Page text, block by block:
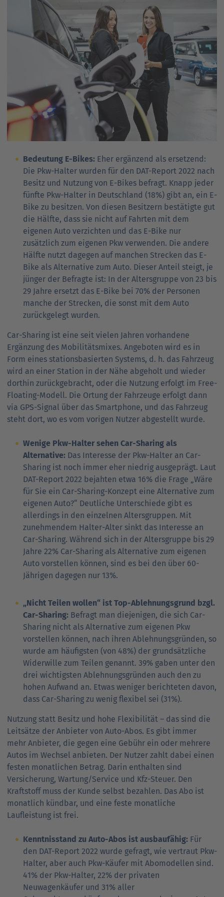
Ansprechpartner
Goparent
navigation
Nachrichten
Pressekontakt
navigation
Bedeutung E-Bikes: Eher ergänzend als ersetzend:
Die Pkw-Halter wurden für den DAT-Report 2022 nach
Besitz und Nutzung von E-Bikes befragt. Knapp jeder
fünfte Pkw-Halter in Deutschland (18%) gibt an, ein E-
Bike zu besitzen. Von diesen Besitzern bestätigte gut
die Hälfte, dass sie nicht auf Fahrten mit dem
eigenen Auto verzichten und das E-Bike nur
zusätzlich zum eigenen Pkw verwenden. Die andere
Hälfte nutzt dagegen auf manchen Strecken das E-
Bike als Alternative zum Auto. Dieser Anteil steigt, je
jünger der Befragte ist: In der Altersgruppe von 23 bis
29 Jahre ersetzt das E-Bike bei 70% der Personen
manche der Strecken, die sonst mit dem Auto
zurückgelegt wurden.
Car-Sharing ist eine seit vielen Jahren vorhandene
Ergänzung des Mobilitätsmixes. Angeboten wird es in
Form eines stationsbasierten Systems, d. h. das Fahrzeug
wird an einer Station in der Nähe abgeholt und wieder
dorthin zurückgebracht, oder die Nutzung erfolgt im Free-
Floating-Modell. Die Ortung der Fahrzeuge erfolgt dann
via GPS-Signal über das Smartphone, und das Fahrzeug
steht dort, wo es vom vorigen Nutzer abgestellt wurde.
Wenige Pkw-Halter sehen Car-Sharing als
Alternative: Das Interesse der Pkw-Halter an Car-
Sharing ist noch immer eher niedrig ausgeprägt. Laut
DAT-Report 2022 bejahten etwa 16% die Frage „Wäre
für Sie ein Car-Sharing-Konzept eine Alternative zum
eigenen Auto?“ Deutliche Unterschiede gibt es
allerdings in den einzelnen Altersgruppen. Mit
zunehmendem Halter-Alter sinkt das Interesse an
Car-Sharing. Während sich in der Altersgruppe bis 29
Jahre 22% Car-Sharing als Alternative zum eigenen
Auto vorstellen können, sind es bei den über 60-
Jährigen dagegen nur 13%.
„Nicht Teilen wollen“ ist Top-Ablehnungsgrund bzgl.
Car-Sharing: Befragt man diejenigen, die sich Car-
Sharing nicht als Alternative zum eigenen Pkw
vorstellen können, nach ihren Ablehnungsgründen, so
wurde am häufigsten (von 48%) der grundsätzliche
Widerwille zum Teilen genannt. 39% gaben unter den
drei wichtigsten Ablehnungsgründen auch den zu
hohen Aufwand an. Etwas weniger berichteten davon,
dass Car-Sharing zu wenig flexibel sei (31%).
Nutzung statt Besitz und hohe Flexibilität – das sind die
Leitsätze der Anbieter von Auto-Abos. Es gibt immer
mehr Anbieter, die gegen eine Gebühr ein oder mehrere
Autos im Wechsel anbieten. Der Nutzer zahlt dabei einen
festen monatlichen Betrag. Darin enthalten sind
Versicherung, Wartung/Service und Kfz-Steuer. Den
Kraftstoff muss der Kunde selbst bezahlen. Das Abo ist
monatlich kündbar, und eine feste monatliche
Laufleistung ist frei.
Kenntnisstand zu Auto-Abos ist ausbaufähig: Für
den DAT-Report 2022 wurde gefragt, wie vertraut Pkw-
Halter, aber auch Pkw-Käufer mit Abomodellen sind.
41% der Pkw-Halter, 22% der privaten
Neuwagenkäufer und 31% aller